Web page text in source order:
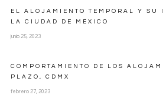
EL ALOJAMIENTO TEMPORAL Y SU
LA CIUDAD DE MÉXICO
junio 25, 2023
COMPORTAMIENTO DE LOS
PLAZO, CDMX
febrero 27, 2023